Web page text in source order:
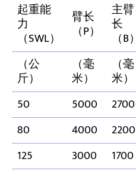
起重能
力
（SWL）
臂长
（P）
主臂
长
（B）
（公
斤）
（毫
米）
（毫
米）
50
5000 2700
80
4000 2200
125
3000 1700